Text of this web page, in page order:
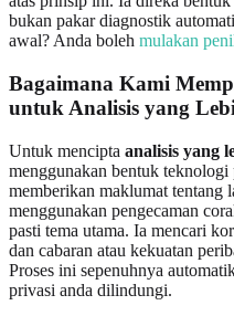
bukan pakar diagnostik
awal? Anda boleh mulakan
Bagaimana Kami
untuk Analisis yang
Untuk mencipta analisis yang
menggunakan bentuk
memberikan maklumat tentang
menggunakan pengecaman
pasti tema utama. Ia mencari
dan cabaran atau kekuatan
Proses ini sepenuhnya
privasi anda dilindungi.